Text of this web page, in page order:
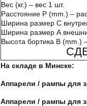
Вес (кг.) – вес 1 шт.
Расстояние Р (mm.) –
Ширина размер С
Ширина размер А
Высота бортика В (mm.)
На складе в Минске:
Аппарели / рампы для
Аппарели / рампы для